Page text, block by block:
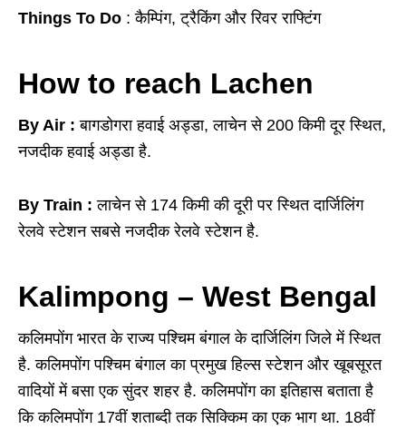
Things To Do : कैम्पिंग, ट्रैकिंग और रिवर राफ्टिंग
How to reach Lachen
By Air : बागडोगरा हवाई अड्डा, लाचेन से 200 किमी दूर स्थित,
नजदीक हवाई अड्डा है.
By Train : लाचेन से 174 किमी की दूरी पर स्थित दार्जिलिंग
रेलवे स्टेशन सबसे नजदीक रेलवे स्टेशन है.
Kalimpong – West Bengal
कलिमपोंग भारत के राज्य पश्चिम बंगाल के दार्जिलिंग जिले में स्थित
है. कलिमपोंग पश्चिम बंगाल का प्रमुख हिल्स स्टेशन और खूबसूरत
वादियों में बसा एक सुंदर शहर है. कलिमपोंग का इतिहास बताता है
कि कलिमपोंग 17वीं शताब्दी तक सिक्किम का एक भाग था. 18वीं